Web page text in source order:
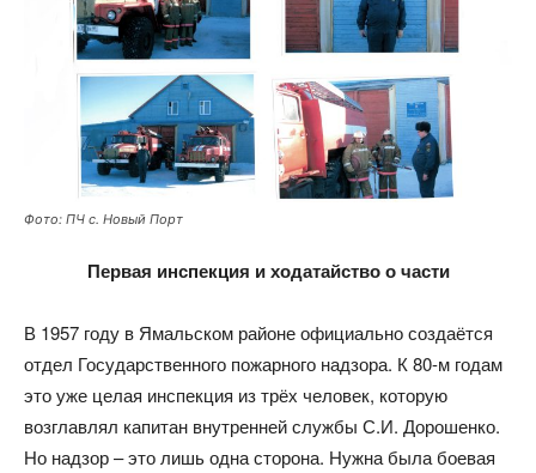
Фото: ПЧ с. Новый Порт
Первая инспекция и ходатайство о части
В 1957 году в Ямальском районе официально создаётся
отдел Государственного пожарного надзора. К 80-м годам
это уже целая инспекция из трёх человек, которую
возглавлял капитан внутренней службы С.И. Дорошенко.
Но надзор – это лишь одна сторона. Нужна была боевая